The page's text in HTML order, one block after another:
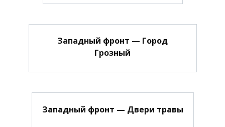
Западный фронт — Город
Грозный
Западный фронт — Двери травы